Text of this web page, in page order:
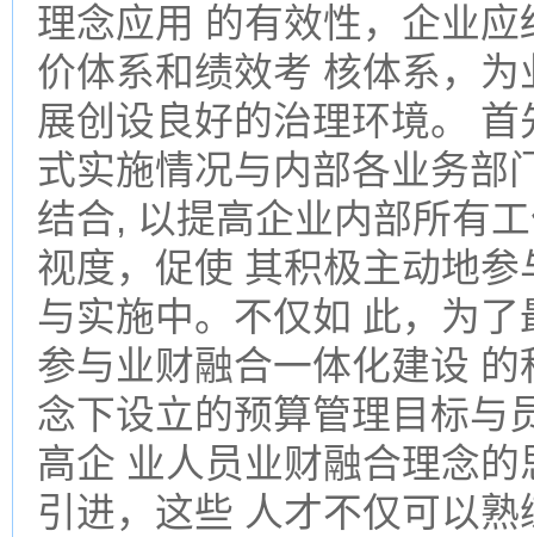
理念应用 的有效性，企业
价体系和绩效考 核体系，
展创设良好的治理环境。
式实施情况与内部各业务部
结合, 以提高企业内部所有
视度，促使 其积极主动地
与实施中。不仅如 此，为
参与业财融合一体化建设
念下设立的预算管理目标与
高企 业人员业财融合理念
引进，这些 人才不仅可以